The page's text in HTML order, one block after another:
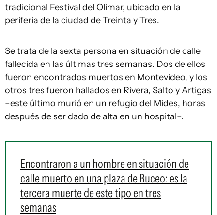
tradicional Festival del Olimar, ubicado en la
periferia de la ciudad de Treinta y Tres.
Se trata de la sexta persona en situación de calle
fallecida en las últimas tres semanas. Dos de ellos
fueron encontrados muertos en Montevideo, y los
otros tres fueron hallados en Rivera, Salto y Artigas
–este último murió en un refugio del Mides, horas
después de ser dado de alta en un hospital–.
Encontraron a un hombre en situación de
calle muerto en una plaza de Buceo: es la
tercera muerte de este tipo en tres
semanas